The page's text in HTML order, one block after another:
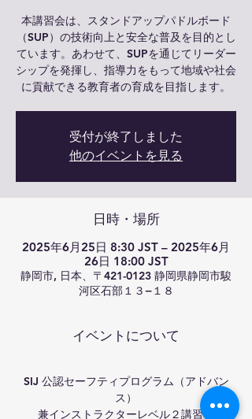
本講習会は、スタンドアップパドルボード
（SUP）の技術向上と安全な普及を目的とし
ています。あわせて、SUPを通じてリーダー
シップを発揮し、指導力をもって地域や社会
に貢献できる教育者の育成を目指します。
受付が終了しました
他のイベントを見る
日時・場所
2025年6月25日 8:30 JST – 2025年6月
26日 18:00 JST
静岡市, 日本、〒421-0123 静岡県静岡市駿
河区石部１３−１８
イベントについて
SIJ 公認セーフティプログラム（アドバン
ス）
兼インストラクターレベル２講習会